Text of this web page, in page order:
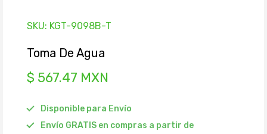
SKU: KGT-9098B-T
Toma De Agua
$ 567.47 MXN
Disponible para Envío
Envío GRATIS en compras a partir de